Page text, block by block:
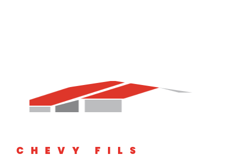
CHEVY FILS